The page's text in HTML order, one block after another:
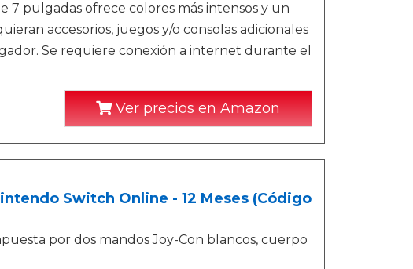
7 pulgadas ofrece colores más intensos y un
accesorios, juegos y/o consolas adicionales
Se requiere conexión a internet durante el
Ver precios en Amazon
Switch Online - 12 Meses (Código
por dos mandos Joy-Con blancos, cuerpo